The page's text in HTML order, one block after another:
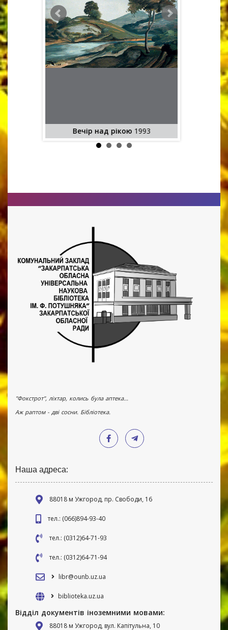
Вечір над рікою 1993
"Фокстрот", ліхтар, колись була аптека...
Аж раптом - дві сосни. Бібліотека.
Наша адреса:
88018 м Ужгород, пр. Свободи, 16
тел.: (066)894-93-40
тел.: (0312)64-71-93
тел.: (0312)64-71-94
libr@ounb.uz.ua
biblioteka.uz.ua
Відділ документів іноземними мовами:
88018 м Ужгород, вул. Капітульна, 10